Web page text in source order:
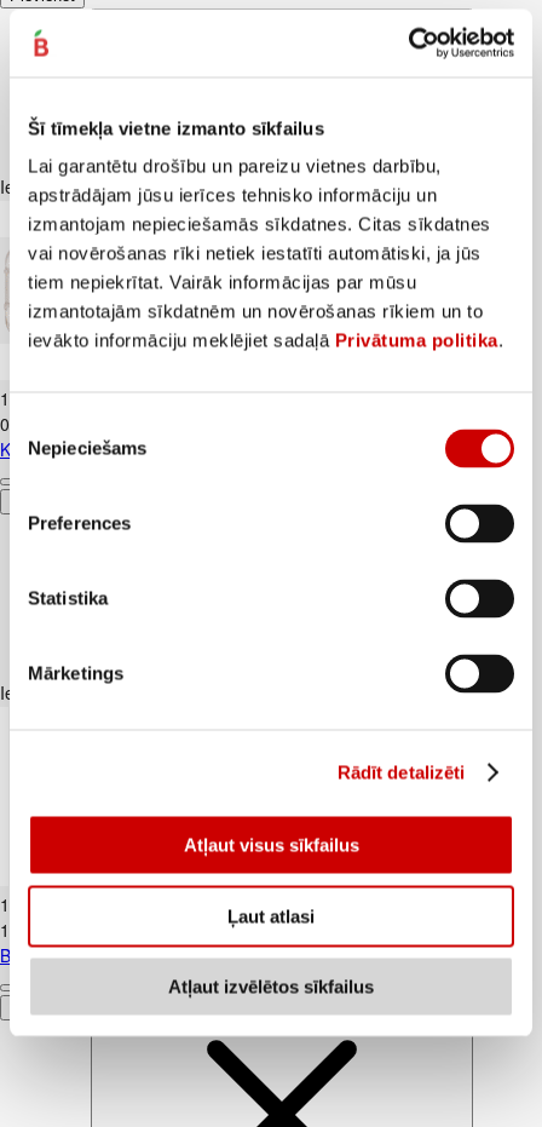
Šī tīmekļa vietne izmanto sīkfailus
Lai garantētu drošību un pareizu vietnes darbību,
apstrādājam jūsu ierīces tehnisko informāciju un
izmantojam nepieciešamās sīkdatnes. Citas sīkdatnes
vai novērošanas rīki netiek iestatīti automātiski, ja jūs
tiem nepiekrītat. Vairāk informācijas par mūsu
izmantotajām sīkdatnēm un novērošanas rīkiem un to
ievākto informāciju meklējiet sadaļā Privātuma politika.
izvēle
Nepieciešams
Preferences
Statistika
Mārketings
Rādīt detalizēti
Atļaut visus sīkfailus
Ļaut atlasi
Atļaut izvēlētos sīkfailus
Iesakām ar
1
0,18€/gab.
Kūtī dētas olas 10gab.
Iesakām ar
Banāni CAVENDISH kg
1
1,19€/kg
Banāni CAVENDISH kg